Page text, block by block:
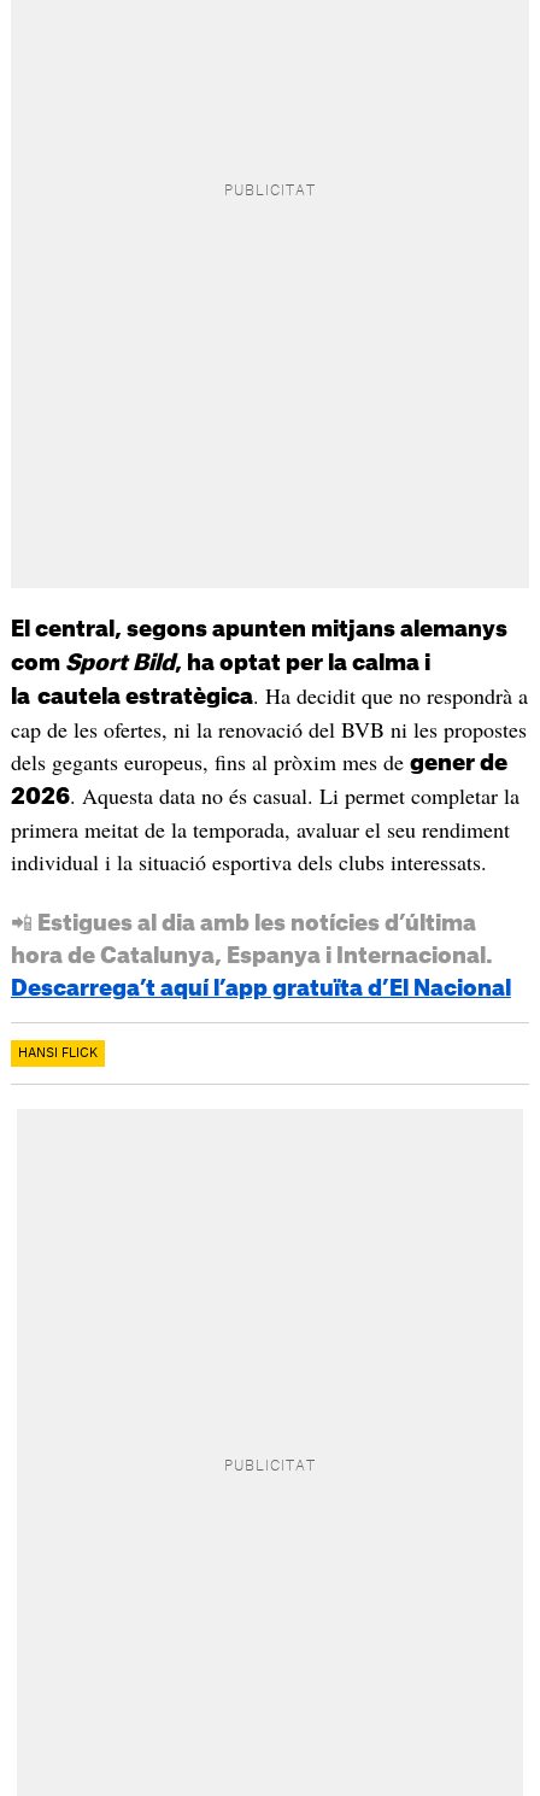
El central, segons apunten mitjans alemanys
com Sport Bild, ha optat per la calma i
la cautela estratègica. Ha decidit que no respondrà a
cap de les ofertes, ni la renovació del BVB ni les propostes
dels gegants europeus, fins al pròxim mes de gener de
2026. Aquesta data no és casual. Li permet completar la
primera meitat de la temporada, avaluar el seu rendiment
individual i la situació esportiva dels clubs interessats.
📲 Estigues al dia amb les notícies d’última
hora de Catalunya, Espanya i Internacional.
Descarrega’t aquí l’app gratuïta d’El Nacional
HANSI FLICK